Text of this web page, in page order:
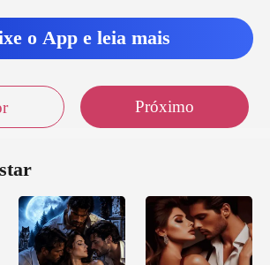
o App e leia mais
Próximo